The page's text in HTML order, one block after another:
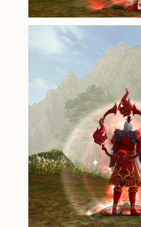
2) Sức Mạnh Ma
Do tất cả
linh, vậy nên
THIÊN KỲ LÂN
Trong võ
XÀ, SONG
HOÀNG)
của chúng
THIÊN KỲ
3) Vật Phẩm
' PHÁ
( Tín Vật Côn
'nguyên liệu chế